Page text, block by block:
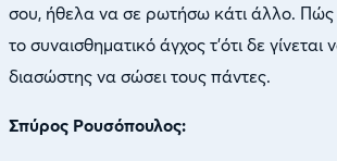
σου, ήθελα να σε ρωτήσω κάτι άλλο. Πώς
το συναισθηματικό άγχος τ’ότι δε
διασώστης να σώσει τους πάντες.
Σπύρος Ρουσόπουλος: